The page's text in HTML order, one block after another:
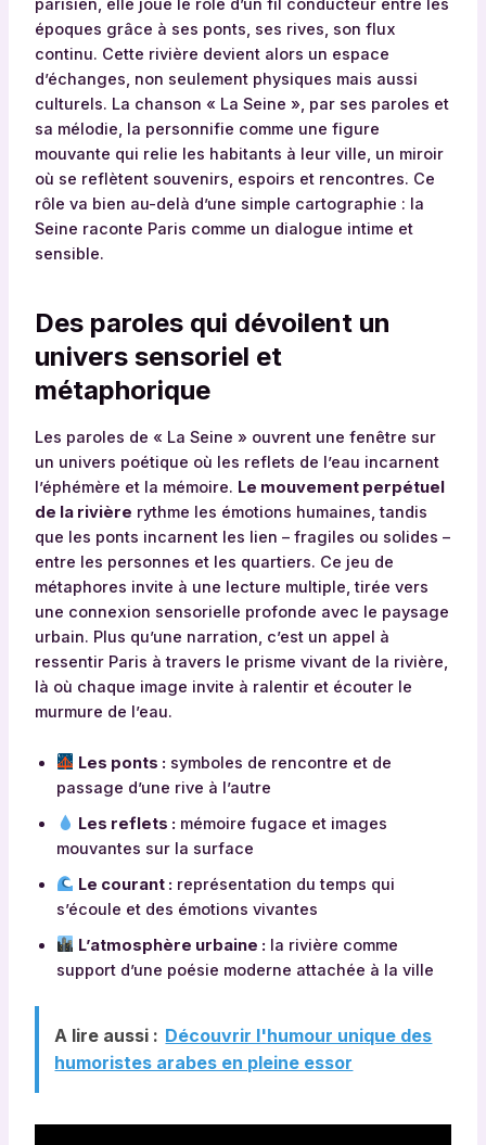
parisien, elle joue le rôle d’un fil conducteur entre les
époques grâce à ses ponts, ses rives, son flux
continu. Cette rivière devient alors un espace
d’échanges, non seulement physiques mais aussi
culturels. La chanson « La Seine », par ses paroles et
sa mélodie, la personnifie comme une figure
mouvante qui relie les habitants à leur ville, un miroir
où se reflètent souvenirs, espoirs et rencontres. Ce
rôle va bien au-delà d’une simple cartographie : la
Seine raconte Paris comme un dialogue intime et
sensible.
Des paroles qui dévoilent un
univers sensoriel et
métaphorique
Les paroles de « La Seine » ouvrent une fenêtre sur
un univers poétique où les reflets de l’eau incarnent
l’éphémère et la mémoire. Le mouvement perpétuel
de la rivière rythme les émotions humaines, tandis
que les ponts incarnent les lien – fragiles ou solides –
entre les personnes et les quartiers. Ce jeu de
métaphores invite à une lecture multiple, tirée vers
une connexion sensorielle profonde avec le paysage
urbain. Plus qu’une narration, c’est un appel à
ressentir Paris à travers le prisme vivant de la rivière,
là où chaque image invite à ralentir et écouter le
murmure de l’eau.
Les ponts : symboles de rencontre et de
passage d’une rive à l’autre
Les reflets : mémoire fugace et images
mouvantes sur la surface
Le courant : représentation du temps qui
s’écoule et des émotions vivantes
L’atmosphère urbaine : la rivière comme
support d’une poésie moderne attachée à la ville
A lire aussi : Découvrir l'humour unique des
humoristes arabes en pleine essor